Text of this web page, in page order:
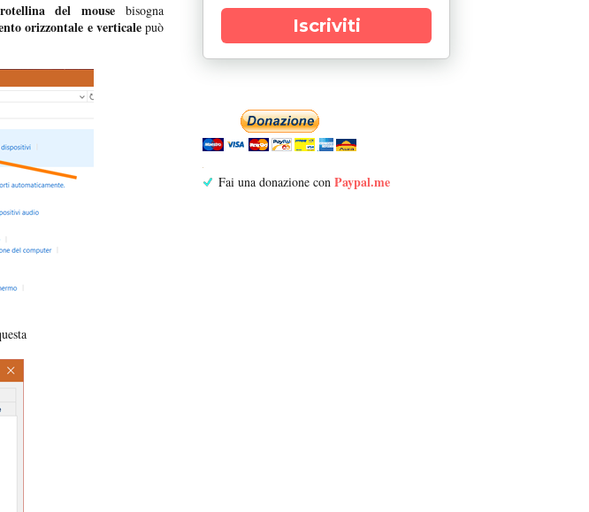
del mouse bisogna
orizzontale e verticalepuò
Iscriviti
Fai una donazione con Paypal.me